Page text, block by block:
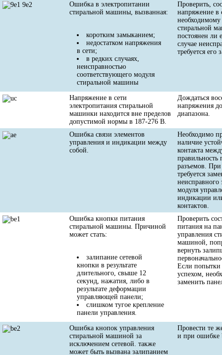
Ошибка в электропитании
стиральной машины, вызванная:
коротким замыканием;
недостатком напряжения
в сети;
в редких случаях,
неисправностью
соответствующего модуля
стиральной машины
Проверить,
напряжение в
необходимому
стиральной
постоянен ли
случае
требуется его
Напряжение в сети
электропитания стиральной
машинки находится вне пределов
допустимой нормы в 187-276 В.
Дождаться
напряжения
диапазона.
Ошибка связи элементов
управления и индикации между
собой.
Необходимо
наличие
контакта
правильность
разъемов.
требуется
неисправного
модуля
индикации
контактов.
Ошибка кнопки питания
стиральной машины. Причиной
может стать:
залипание сетевой
кнопки в результате
длительного, свыше 12
секунд, нажатия, либо в
результате деформации
управляющей панели;
слишком тугое крепление
панели управления.
Проверить
питания на
управления
машиной,
вернуть
Если попытки
успехом,
заменить
Ошибка кнопок управления
стиральной машиной за
исключением сетевой. также
может быть вызвана залипанием
Провести те
и при ошибке